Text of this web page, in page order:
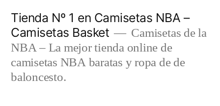
contenido
Tienda Nº 1 en Camisetas NBA –
Camisetas Basket
Camisetas de la
NBA – La mejor tienda online de
camisetas NBA baratas y ropa de de
baloncesto.